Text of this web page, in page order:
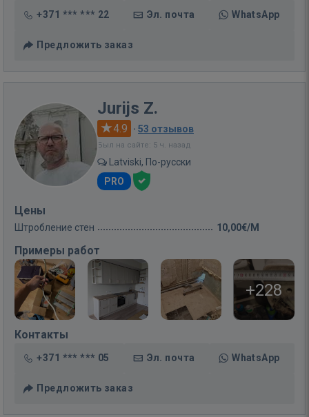
+371 *** *** 22 Эл. почта WhatsApp
Предложить заказ
Jurijs Z.
4.9 · 53 отзывов
Был на сайте: 5 ч. назад
Latviski, По-русски
PRO
Цены
Штробление стен 10,00€/M
Примеры работ
+228
Контакты
+371 *** *** 05 Эл. почта WhatsApp
Предложить заказ